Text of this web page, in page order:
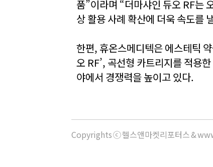
품”이라며 “더마샤인 듀오 RF는
상 활용 사례 확산에 더욱 속도를
한편, 휴온스메디텍은 에스테틱
오 RF’, 곡선형 카트리지를 적용
야에서 경쟁력을 높이고 있다.
Copyrights ⓒ 헬스앤마켓리포터스 &